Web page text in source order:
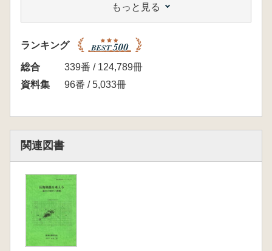
発表要旨
河合 修 旗指・助宗窯の灰釉陶器編年と地域
鈴木敏則 宮口・清ヶ谷窯の灰釉陶器編年と地
域性
土器
資料編
駿河 板指窯・助宗窯
尾張猿投窯・美濃 東濃窯
三河 二川窯
追加図
もっと見る
ランキング
総合
339番 / 124,789冊
資料集
96番 / 5,033冊
関連図書